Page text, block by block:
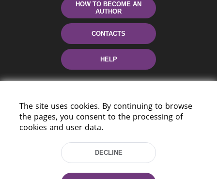
HOW TO BECOME AN
AUTHOR
CONTACTS
HELP
220114, Niezaležnasci Ave. 116, Minsk,
Tel.: (+375 17) 368 37 37
The site uses cookies. By continuing to browse
the pages, you consent to the processing of
cookies and user data.
DECLINE